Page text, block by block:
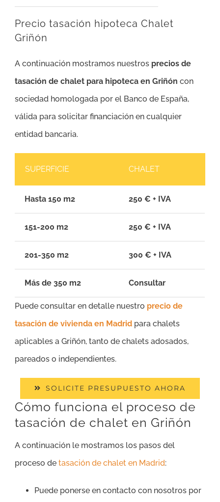
Precio tasación hipoteca Chalet
Griñón
A continuación mostramos nuestros precios de
tasación de chalet para hipoteca en Griñón con
sociedad homologada por el Banco de España,
válida para solicitar financiación en cualquier
entidad bancaria.
SUPERFICIE CHALET
Hasta 150 m2 250 € + IVA
151-200 m2 250 € + IVA
201-350 m2 300 € + IVA
Más de 350 m2 Consultar
Puede consultar en detalle nuestro precio de
tasación de vivienda en Madrid para chalets
aplicables a Griñón, tanto de chalets adosados,
pareados o independientes.
SOLICITE PRESUPUESTO AHORA
Cómo funciona el proceso de
tasación de chalet en Griñón
A continuación le mostramos los pasos del
proceso de tasación de chalet en Madrid:
Puede ponerse en contacto con nosotros por